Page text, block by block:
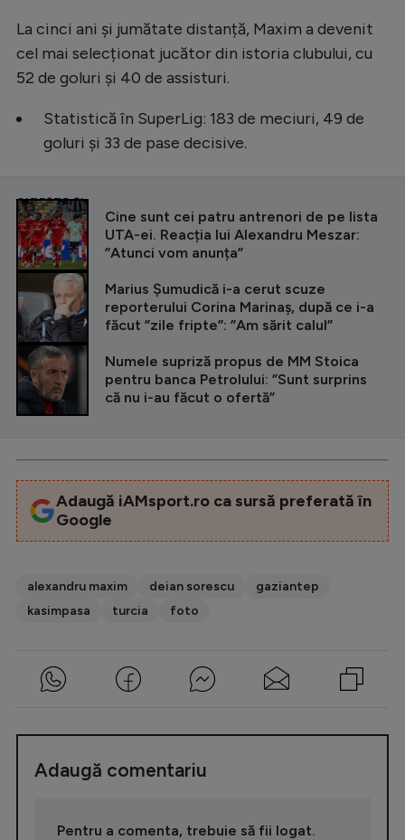
La cinci ani și jumătate distanță, Maxim a devenit
cel mai selecționat jucător din istoria clubului, cu
52 de goluri și 40 de assisturi.
Statistică în SuperLig: 183 de meciuri, 49 de
goluri și 33 de pase decisive.
CITEȘTE ȘI
Cine sunt cei patru antrenori de pe lista
UTA-ei. Reacția lui Alexandru Meszar:
”Atunci vom anunța”
Marius Șumudică i-a cerut scuze
reporterului Corina Marinaș, după ce i-a
făcut ”zile fripte”: ”Am sărit calul”
Numele supriză propus de MM Stoica
pentru banca Petrolului: ”Sunt surprins
că nu i-au făcut o ofertă”
Adaugă iAMsport.ro ca sursă preferată în
Google
alexandru maxim deian sorescu
gaziantep
kasimpasa
turcia foto
Adaugă comentariu
Pentru a comenta, trebuie să fii logat.